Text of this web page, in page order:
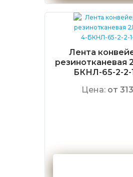
Лента
резинотканевая
БКНЛ-65-2-
Цена: от